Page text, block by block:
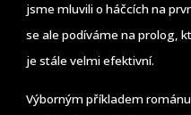
jsme mluvili o háčcích na
se ale podíváme na prolog,
je stále velmi efektivní.
Výborným příkladem